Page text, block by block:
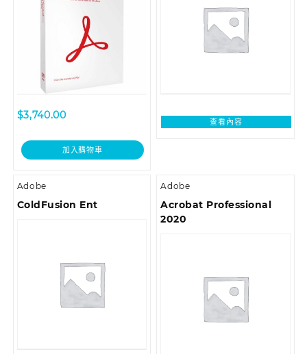
$3,740.00
加入購物車
查看內容
Adobe
ColdFusion Ent
Adobe
Acrobat Professional
2020